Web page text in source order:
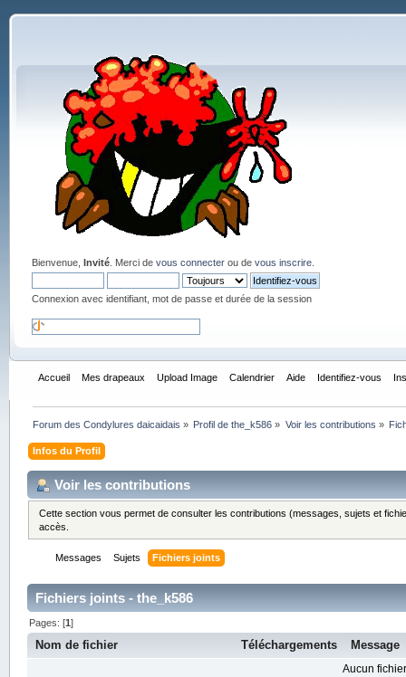
Bienvenue, Invité. Merci de vous connecterou de vous inscrire.
Connexion avec identifiant, mot de passe et durée de la session
Accueil Mes drapeaux Upload Image Calendrier Aide Identifiez-vous
Forum des Condylures daicaidais » Profil de the_k586 » Voir les contributions »
Infos du Profil
Voir les contributions
Cette section vous permet de consulter les contributions (messages, sujets et
accès.
Messages Sujets Fichiers joints
Fichiers joints - the_k586
Pages: [1]
Nom de fichier Téléchargements Message
Aucun